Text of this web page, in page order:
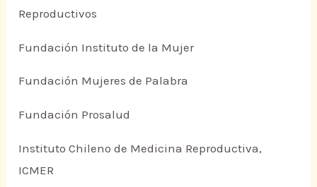
Reproductivos
Fundación Instituto de la Mujer
Fundación Mujeres de Palabra
Fundación Prosalud
Instituto Chileno de Medicina Reproductiva,
ICMER